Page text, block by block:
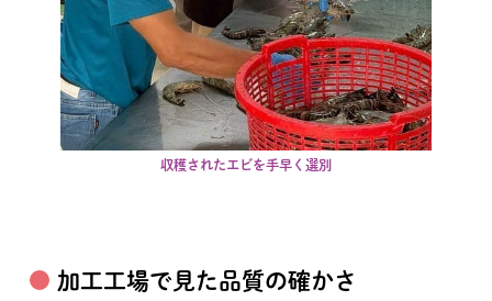
収穫されたエビを手早く選別
加工工場で見た品質の確かさ